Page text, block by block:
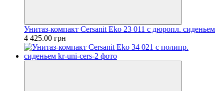
Унитаз-компакт Cersanit Еko 23 011 с дюропл. сиденьем
4 425.00 грн